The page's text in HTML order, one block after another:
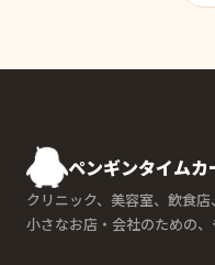
ペンギンタイムカ
クリニック、美容室、飲食
小さなお店・会社のための、